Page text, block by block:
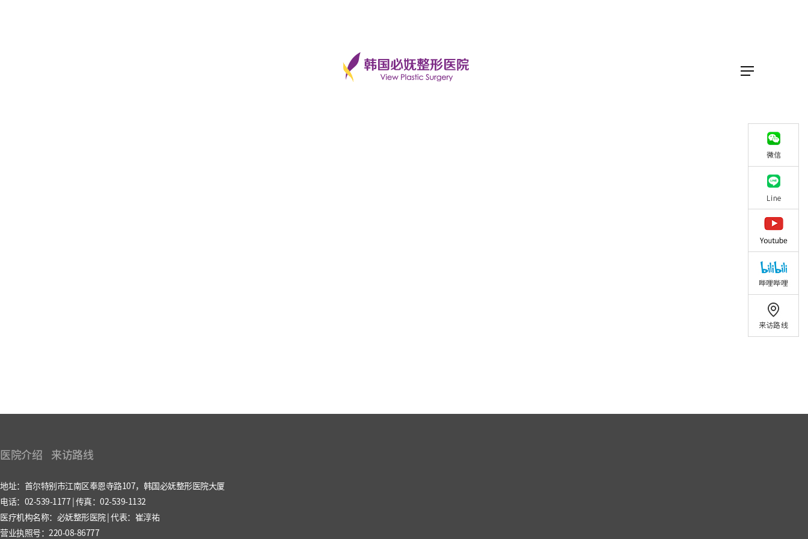
医院介绍 来访路线
地址：首尔特别市江南区奉恩寺路107，韩国必妩整形医院大厦
电话：02-539-1177 | 传真：02-539-1132
医疗机构名称：必妩整形医院 | 代表：崔淳祐
营业执照号：220-08-86777